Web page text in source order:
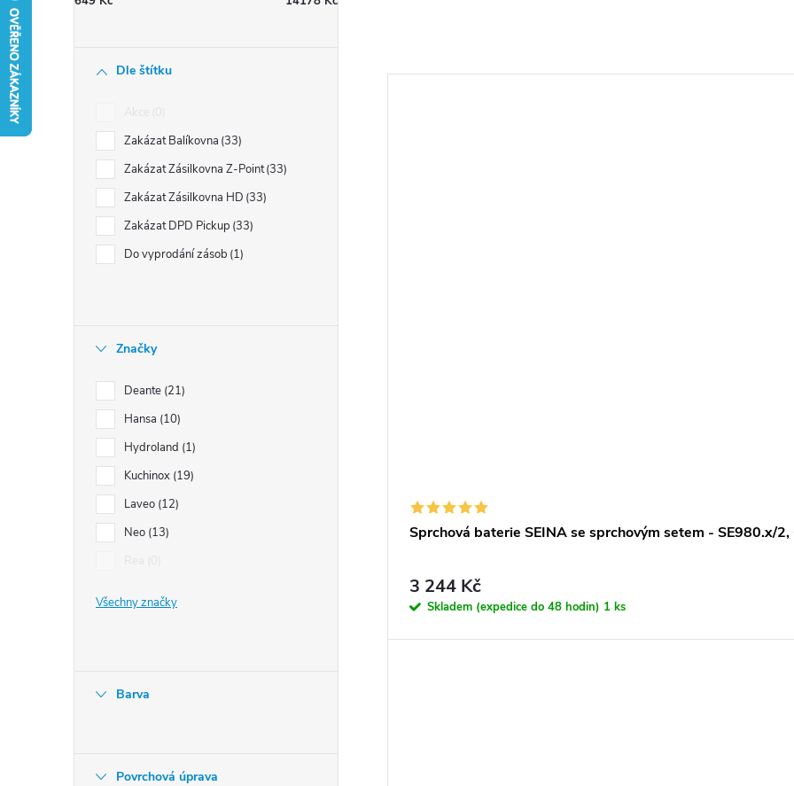
Dle štítku
Zakázat Balíkovna 33
Zakázat Zásilkovna Z-Point 33
Zakázat Zásilkovna HD 33
Zakázat DPD Pickup 33
Do vyprodání zásob 1
Značky
Deante 21
Hansa 10
Hydroland 1
Kuchinox 19
Laveo 12
Neo 13
Všechny značky
Barva
Povrchová úprava
Sprchová baterie SEINA se sprchovým setem - SE980.x/2,
3 244 Kč
Skladem (expedice do 48 hodin) 1 ks